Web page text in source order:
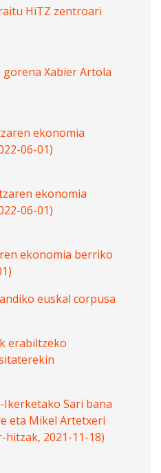
HiTZ zentroari
Xabier Artola
ekonomia
06-01)
ekonomia
06-01)
ekonomia berriko
euskal corpusa
erabiltzeko
Sari bana
eta Mikel Artetxeri
2021-11-18)